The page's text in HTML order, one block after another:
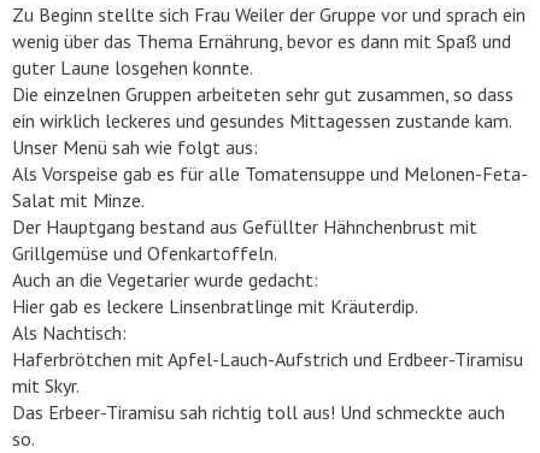
Zu Beginn stellte sich Frau Weiler der Gruppe vor und sprach ein
wenig über das Thema Ernährung, bevor es dann mit Spaß und
guter Laune losgehen konnte.
Die einzelnen Gruppen arbeiteten sehr gut zusammen, so dass
ein wirklich leckeres und gesundes Mittagessen zustande kam.
Unser Menü sah wie folgt aus:
Als Vorspeise gab es für alle Tomatensuppe und Melonen-Feta-
Salat mit Minze.
Der Hauptgang bestand aus Gefüllter Hähnchenbrust mit
Grillgemüse und Ofenkartoffeln.
Auch an die Vegetarier wurde gedacht:
Hier gab es leckere Linsenbratlinge mit Kräuterdip.
Als Nachtisch:
Haferbrötchen mit Apfel-Lauch-Aufstrich und Erdbeer-Tiramisu
mit Skyr.
Das Erbeer-Tiramisu sah richtig toll aus! Und schmeckte auch
so.